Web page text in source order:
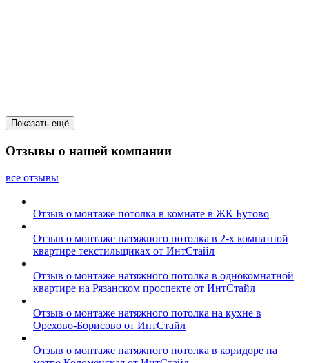
Показать ещё
Отзывы о нашей компании
все отзывы
Отзыв о монтаже потолка в комнате в ЖК Бутово
Отзыв о монтаже натяжного потолка в 2-х комнатной
квартире текстильщиках от ИнтСтайл
Отзыв о монтаже натяжного потолка в однокомнатной
квартире на Рязанском проспекте от ИнтСтайл
Отзыв о монтаже натяжного потолка на кухне в
Орехово-Борисово от ИнтСтайл
Отзыв о монтаже натяжного потолка в коридоре на